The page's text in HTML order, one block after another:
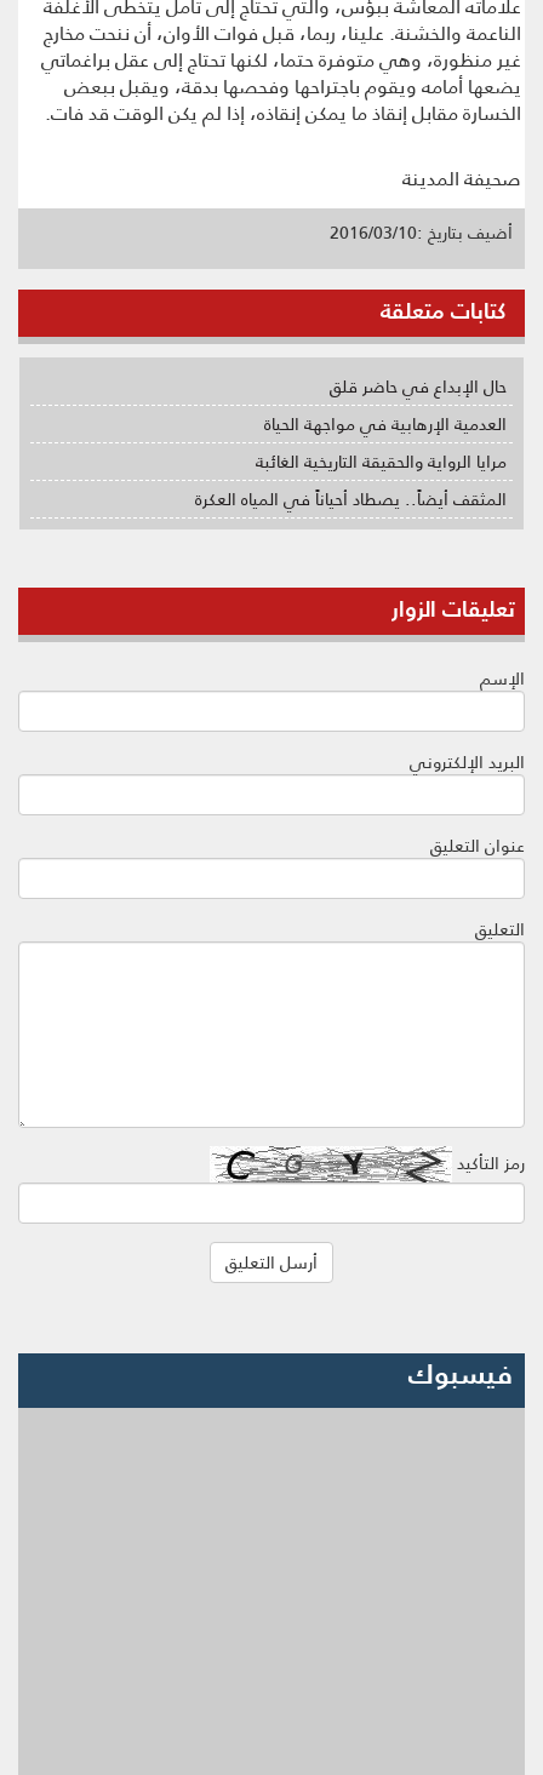
علاماته المعاشة ببؤس، والتي تحتاج إلى تأمل يتخطى الأغلفة
الناعمة والخشنة. علينا، ربما، قبل فوات الأوان، أن ننحت مخارج
غير منظورة، وهي متوفرة حتما، لكنها تحتاج إلى عقل براغماتي
يضعها أمامه ويقوم باجتراحها وفحصها بدقة، ويقبل ببعض
الخسارة مقابل إنقاذ ما يمكن إنقاذه، إذا لم يكن الوقت قد فات.
صحيفة المدينة
أضيف بتاريخ :2016/03/10
كتابات متعلقة
حال الإبداع في حاضر قلق
العدمية الإرهابية في مواجهة الحياة
مرايا الرواية والحقيقة التاريخية الغائبة
المثقف أيضاً.. يصطاد أحياناً في المياه العكرة
تعليقات الزوار
الإسم
البريد الإلكتروني
عنوان التعليق
التعليق
رمز التأكيد
فيسبوك